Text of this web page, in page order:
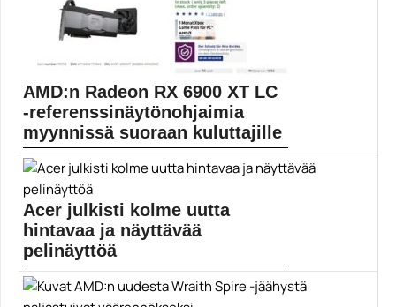
AMD:n Radeon RX 6900 XT LC
-referenssinäytönohjaimia
myynnissä suoraan kuluttajille
Alun perin Radeon RX 6900 XT LC -näytönohjaimet...
AMD
Acer julkisti kolme uutta
hintavaa ja näyttävää
pelinäyttöä
Predator X32 on 32-tuumainen pelinäyttö, josta löytyy